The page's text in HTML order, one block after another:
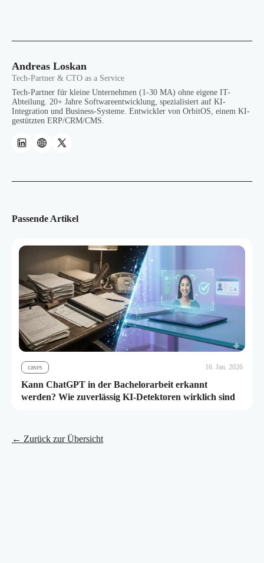
Andreas Loskan
Tech-Partner & CTO as a Service
Tech-Partner für kleine Unternehmen (1-30 MA) ohne eigene IT-
Abteilung. 20+ Jahre Softwareentwicklung, spezialisiert auf KI-
Integration und Business-Systeme. Entwickler von OrbitOS, einem KI-
gestützten ERP/CRM/CMS.
Passende Artikel
cases 16. Jan. 2026
Kann ChatGPT in der Bachelorarbeit erkannt
werden? Wie zuverlässig KI-Detektoren wirklich sind
← Zurück zur Übersicht